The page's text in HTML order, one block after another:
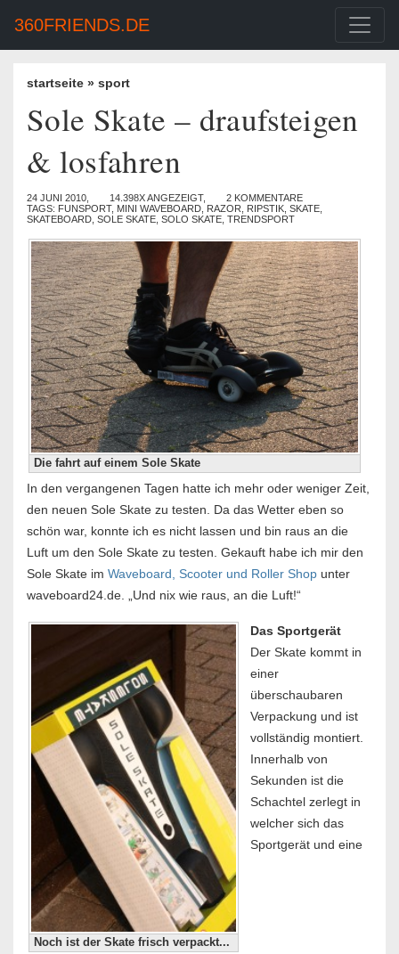
360FRIENDS.DE
startseite » sport
Sole Skate – draufsteigen
& losfahren
24 JUNI 2010, 14.398X ANGEZEIGT,
2 KOMMENTARE
TAGS: FUNSPORT, MINI WAVEBOARD RAZOR RIPSTIK SKATE
SKATEBOARD SOLE SKATE SOLO SKATE TRENDSPORT
Die fahrt auf einem Sole Skate
In den vergangenen Tagen hatte ich mehr oder weniger Zeit,
den neuen Sole Skate zu testen. Da das Wetter eben so
schön war, konnte ich es nicht lassen und bin raus an die
Luft um den Sole Skate zu testen. Gekauft habe ich mir den
Sole Skate im Waveboard, Scooter und Roller Shop unter
waveboard24.de. „Und nix wie raus, an die Luft!“
Noch ist der Skate frisch verpackt...
Das Sportgerät
Der Skate kommt in
einer
überschaubaren
Verpackung und ist
vollständig montiert.
Innerhalb von
Sekunden ist die
Schachtel zerlegt in
welcher sich das
Sportgerät und eine